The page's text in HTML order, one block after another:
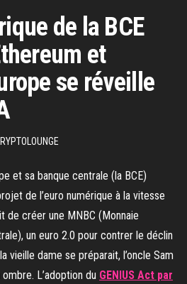
de la BCE
et
se réveille
et sa banque centrale (la BCE)
de l’euro numérique à la vitesse
de créer une MNBC (Monnaie
un euro 2.0 pour contrer le déclin
vieille dame se préparait, l’oncle Sam
L’adoption du GENIUS Act par